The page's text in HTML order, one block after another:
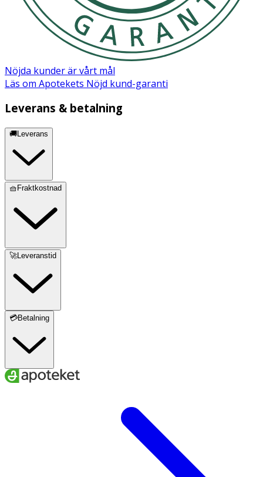
Nöjda kunder är vårt mål
Läs om Apotekets Nöjd kund-garanti
Leverans & betalning
🚚Leverans
🧺Fraktkostnad
🚀Leveranstid
💳Betalning